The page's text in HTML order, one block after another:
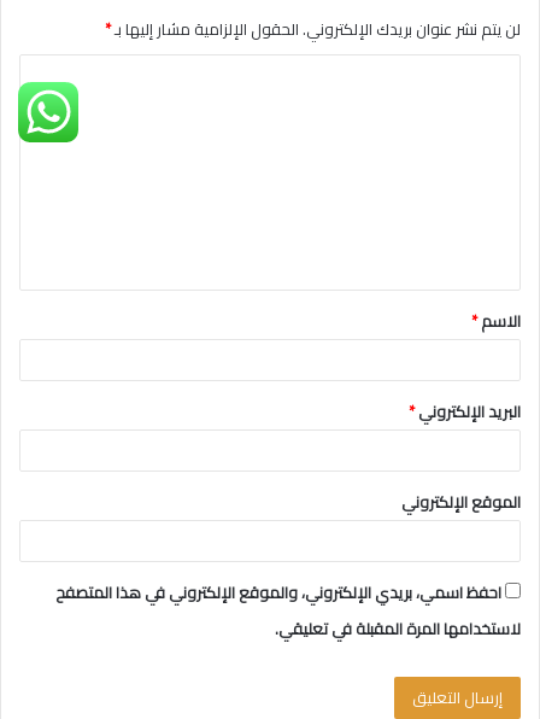
لن يتم نشر عنوان بريدك الإلكتروني.الحقول الإلزامية مشار إليها بـ*
ق
*
الاسم*
البريد الإلكتروني*
الموقع الإلكتروني
احفظ اسمي، بريدي الإلكتروني، والموقع الإلكتروني في هذا المتصفح
لاستخدامها المرة المقبلة في تعليقي.